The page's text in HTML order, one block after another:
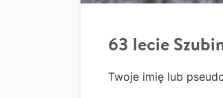
63 lecie
Twoje imię lub